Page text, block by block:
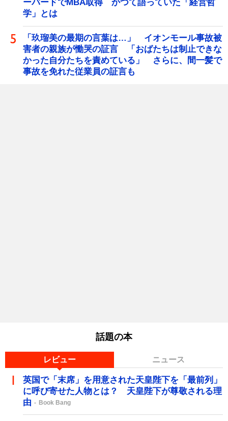
ーバードでMBA取得 かつて語っていた「経営哲
学」とは
「玖瑠美の最期の言葉は…」 イオンモール事故被
害者の親族が慟哭の証言 「おばたちは制止できな
かった自分たちを責めている」 さらに、間一髪で
事故を免れた従業員の証言も
話題の本
レビュー ニュース
英国で「末席」を用意された天皇陛下を「最前列」
に呼び寄せた人物とは？ 天皇陛下が尊敬される理
由
Book Bang